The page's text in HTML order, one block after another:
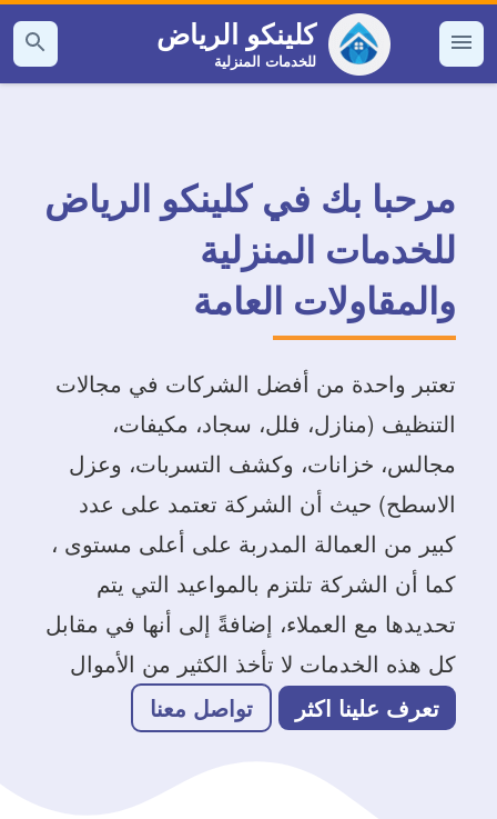
التجاوز
إلى القائمة
كلينكو الرياض
للخدمات المنزلية
بحث
عن
مرحبا بك في كلينكو الرياض
للخدمات المنزلية
والمقاولات العامة
تعتبر واحدة من أفضل الشركات في مجالات
التنظيف (منازل، فلل، سجاد، مكيفات،
مجالس، خزانات، وكشف التسربات، وعزل
الاسطح) حيث أن الشركة تعتمد على عدد
كبير من العمالة المدربة على أعلى مستوى ،
كما أن الشركة تلتزم بالمواعيد التي يتم
تحديدها مع العملاء، إضافةً إلى أنها في مقابل
كل هذه الخدمات لا تأخذ الكثير من الأموال
تعرف علينا اكثر
تواصل معنا